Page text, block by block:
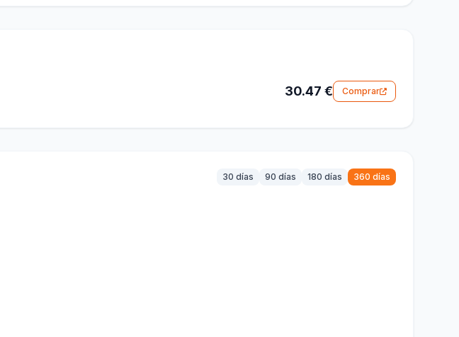
30.47 € Comprar
30 días 90 días 180 días 360 días